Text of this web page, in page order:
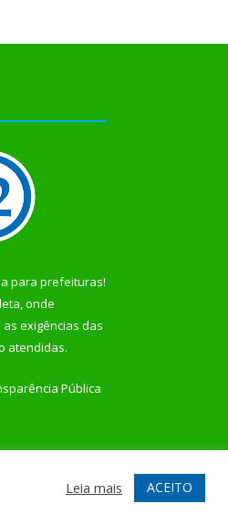
para prefeituras!
onde
exigências das
atendidas.
Pública
Acessar Webmail
Leia mais ACEITO